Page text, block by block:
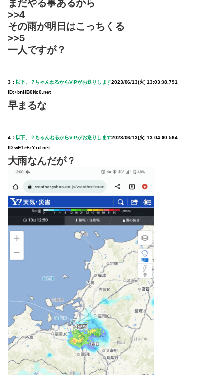
まだやる事あるから
>>4
その雨が明日はこっちくる
>>5
一人ですが？
3： 以下、？ちゃんねるからVIPがお送りします2023/06/13(火) 13:03:38.791
ID:+bnHB0Nc0.net
早まるな
4： 以下、？ちゃんねるからVIPがお送りします2023/06/13(火) 13:04:00.564
ID:wE1r+zYxd.net
大雨なんだが？